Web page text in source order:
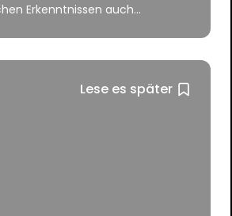
Erkenntnissen auch...
Lese es später